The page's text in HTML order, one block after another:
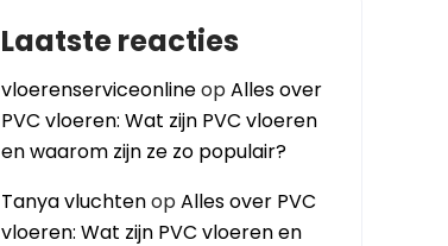
Laatste reacties
vloerenserviceonlineopAlles over
PVC vloeren: Wat zijn PVC vloeren
en waarom zijn ze zo populair?
Tanya vluchtenopAlles over PVC
vloeren: Wat zijn PVC vloeren en